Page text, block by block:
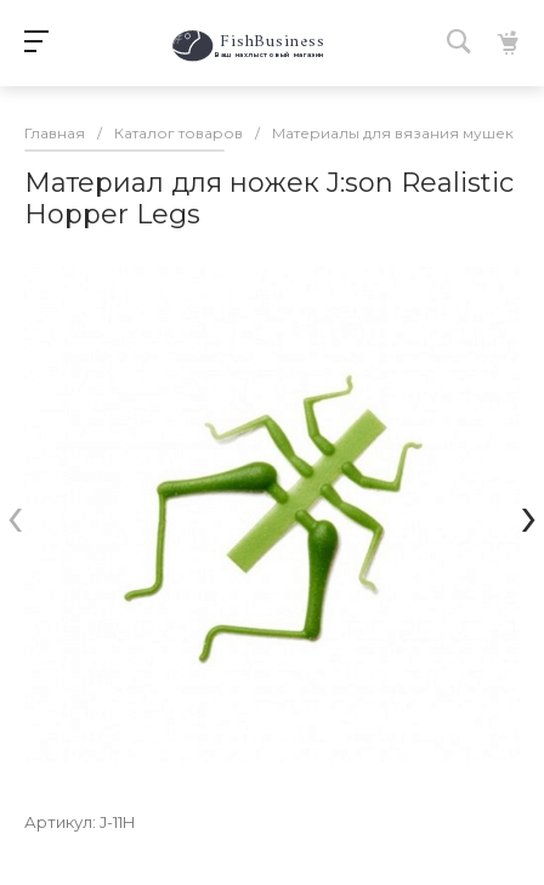
FishBusiness
Ваш нахлыстовый магазин
Главная / Каталог товаров / Материалы для вязания мушек
Материал для ножек J:son Realistic
Hopper Legs
‹ ›
Артикул: J-11H